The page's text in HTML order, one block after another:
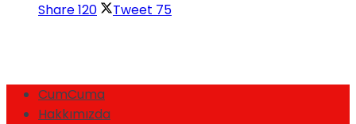
Share120 Tweet 75
CumCuma
Hakkımızda